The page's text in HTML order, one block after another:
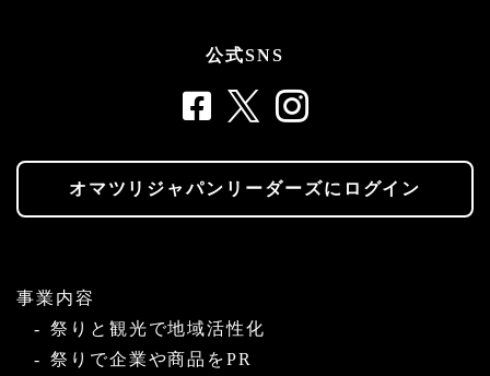
公式SNS
オマツリジャパンリーダーズにログイン
事業内容
祭りと観光で地域活性化
祭りで企業や商品をPR